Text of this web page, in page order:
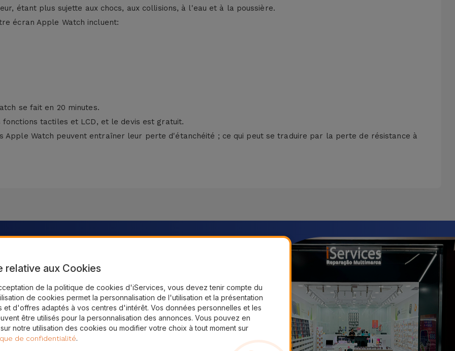
étant plus sujette aux chocs, aux collisions, à l'eau et à la poussière.
écran Apple Watch incluent:
se fait en 20 minutes.
tactiles et LCD, et le devis est gratuit.
Apple Watch peuvent entraîner leur perte d'étanchéité ; ce qui peut se traduire par la perte de résistance à
!
au Belgique
relative aux Cookies
de la politique de cookies d'iServices, vous devez tenir compte du
de cookies permet la personnalisation de l'utilisation et la présentation
et d'offres adaptés à vos centres d'intérêt. Vos données personnelles et les
être utilisés pour la personnalisation des annonces. Vous pouvez en
notre utilisation des cookies ou modifier votre choix à tout moment sur
de confidentialité.